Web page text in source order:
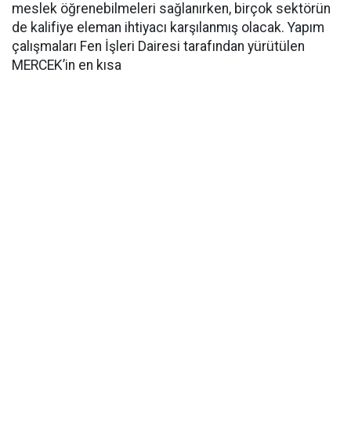
meslek öğrenebilmeleri sağlanırken, birçok sektörün
de kalifiye eleman ihtiyacı karşılanmış olacak. Yapım
çalışmaları Fen İşleri Dairesi tarafından yürütülen
MERCEK’in en kısa